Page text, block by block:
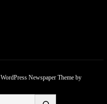
WordPress Newspaper Themeby